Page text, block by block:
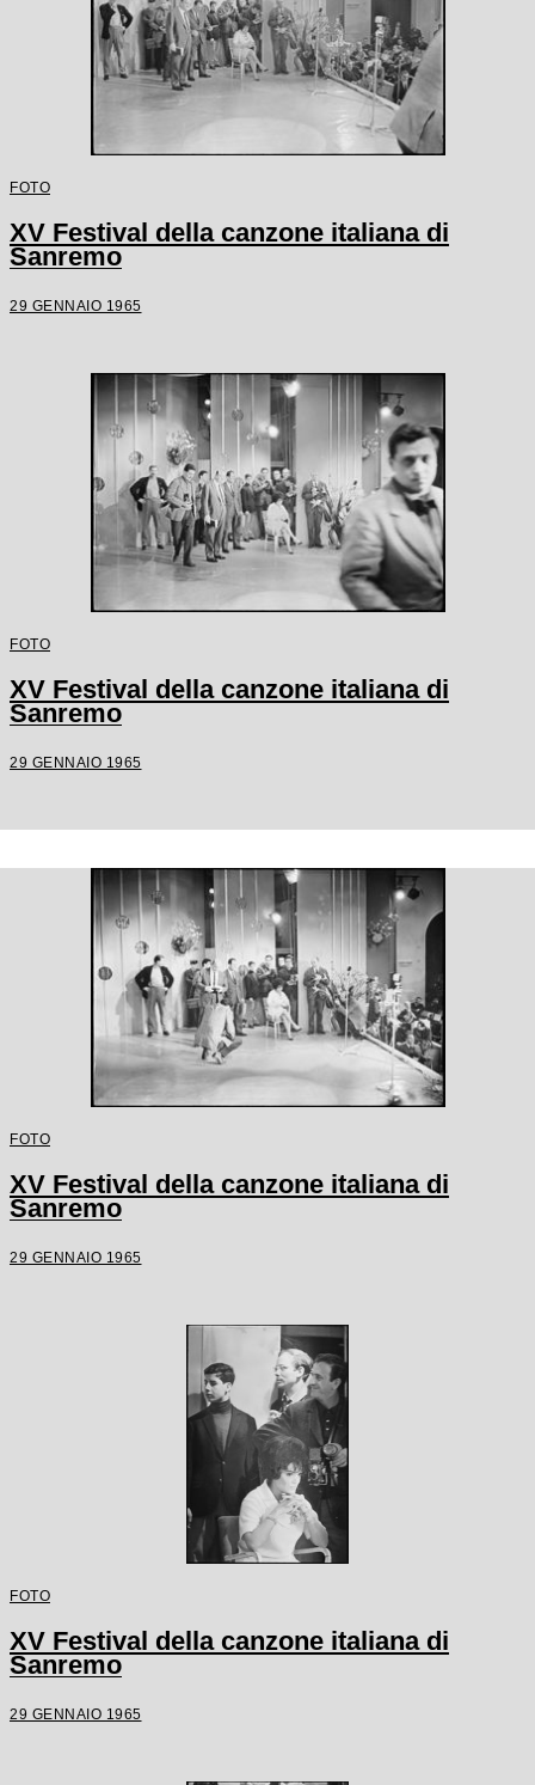
FOTO
XV Festival della canzone italiana di
Sanremo
29 GENNAIO 1965
FOTO
XV Festival della canzone italiana di
Sanremo
29 GENNAIO 1965
FOTO
XV Festival della canzone italiana di
Sanremo
29 GENNAIO 1965
FOTO
XV Festival della canzone italiana di
Sanremo
29 GENNAIO 1965